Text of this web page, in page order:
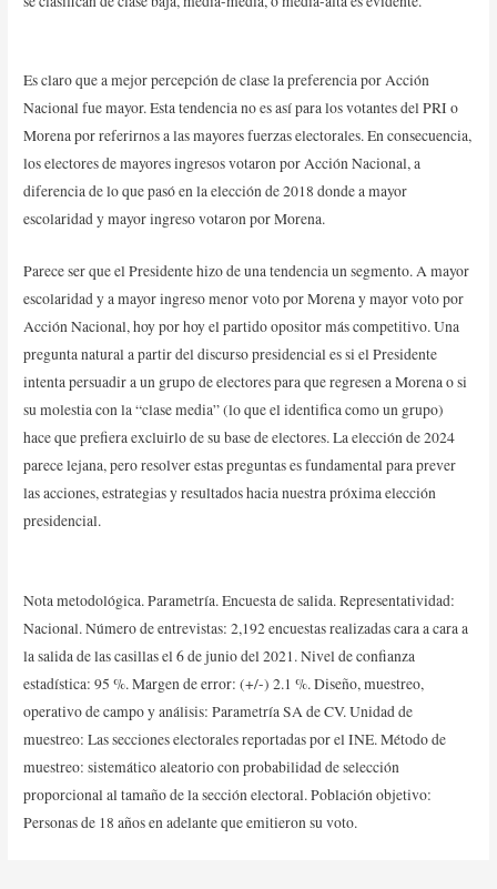
Es claro que a mejor percepción de clase la preferencia por Acción
Nacional fue mayor. Esta tendencia no es así para los votantes del PRI o
Morena por referirnos a las mayores fuerzas electorales. En consecuencia,
los electores de mayores ingresos votaron por Acción Nacional, a
diferencia de lo que pasó en la elección de 2018 donde a mayor
escolaridad y mayor ingreso votaron por Morena.
Parece ser que el Presidente hizo de una tendencia un segmento. A mayor
escolaridad y a mayor ingreso menor voto por Morena y mayor voto por
Acción Nacional, hoy por hoy el partido opositor más competitivo. Una
pregunta natural a partir del discurso presidencial es si el Presidente
intenta persuadir a un grupo de electores para que regresen a Morena o si
su molestia con la “clase media” (lo que el identifica como un grupo)
hace que prefiera excluirlo de su base de electores. La elección de 2024
parece lejana, pero resolver estas preguntas es fundamental para prever
las acciones, estrategias y resultados hacia nuestra próxima elección
presidencial.
Nota metodológica. Parametría. Encuesta de salida. Representatividad:
Nacional. Número de entrevistas: 2,192 encuestas realizadas cara a cara a
la salida de las casillas el 6 de junio del 2021. Nivel de confianza
estadística: 95 %. Margen de error: (+/-) 2.1 %. Diseño, muestreo,
operativo de campo y análisis: Parametría SA de CV. Unidad de
muestreo: Las secciones electorales reportadas por el INE. Método de
muestreo: sistemático aleatorio con probabilidad de selección
proporcional al tamaño de la sección electoral. Población objetivo:
Personas de 18 años en adelante que emitieron su voto.